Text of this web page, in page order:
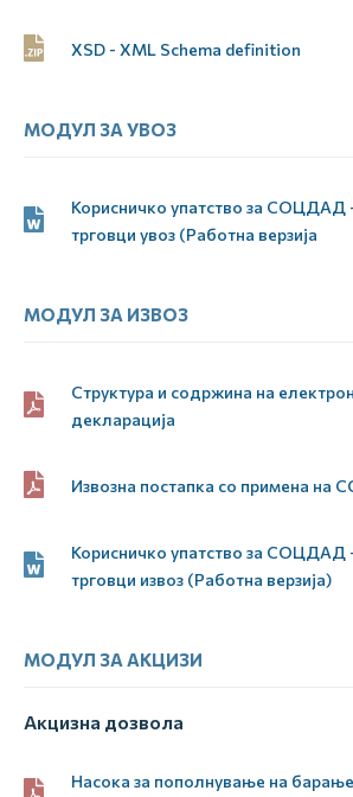
XSD - XML Schema definition
МОДУЛ ЗА УВОЗ
Корисничко упатство за СОЦДАД
трговци увоз (Работна верзија
МОДУЛ ЗА ИЗВОЗ
Структура и содржина на
декларација
Извозна постапка со примена
Корисничко упатство за СОЦДАД
трговци извоз (Работна верзија)
МОДУЛ ЗА АКЦИЗИ
Акцизна дозвола
Насока за пополнување на